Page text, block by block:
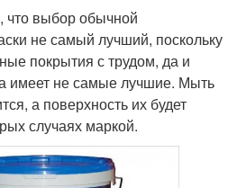
что выбор обычной
не самый лучший, поскольку
покрытия с трудом, да и
имеет не самые лучшие. Мыть
а поверхность их будет
случаях маркой.